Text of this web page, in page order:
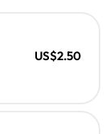
US$2.50